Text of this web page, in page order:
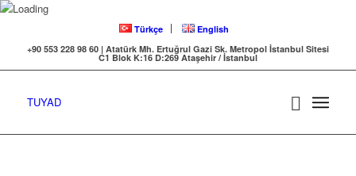
Türkçe
English
+90 553 228 98 60 | Atatürk Mh. Ertuğrul Gazi Sk. Metropol İstanbul Sitesi
C1 Blok K:16 D:269 Ataşehir / İstanbul
TUYAD